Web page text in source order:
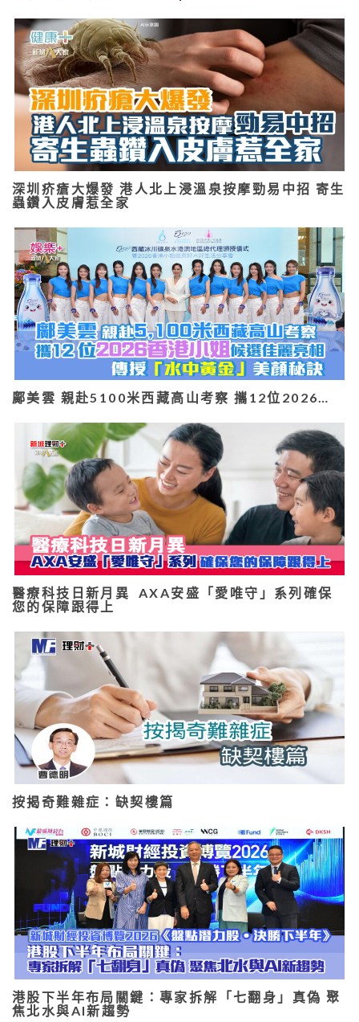
深圳疥瘡大爆發 港人北上浸溫泉按摩勁易中招 寄生
蟲鑽入皮膚惹全家
鄺美雲 親赴5100米西藏高山考察 攜12位2026…
醫療科技日新月異 AXA安盛「愛唯守」系列確保
您的保障跟得上
按揭奇難雜症：缺契樓篇
港股下半年布局關鍵：專家拆解「七翻身」真偽 聚
焦北水與AI新趨勢